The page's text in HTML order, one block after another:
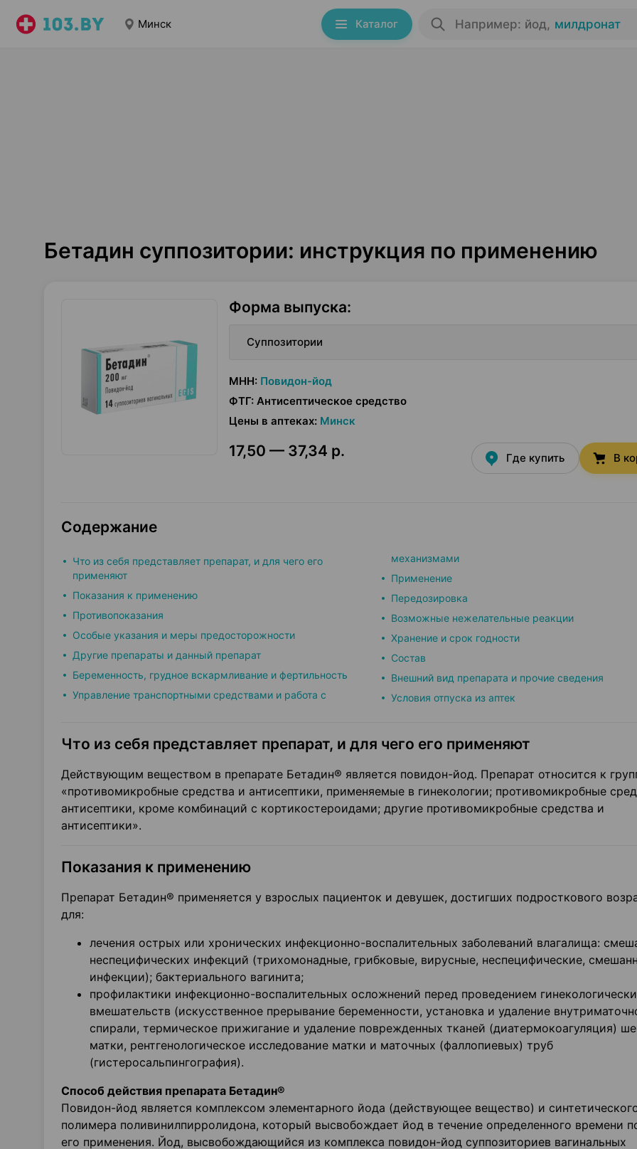
Минск Каталог Например: йод, милдронат
Бетадин суппозитории: инструкция по применению
Форма выпуска:
Суппозитории
МНН: Повидон-йод
ФТГ: Антисептическое средство
Цены в аптеках: Минск
17,50 — 37,34 р. Где купить В
Содержание
Что из себя представляет препарат, и для чего его
применяют
Показания к применению
Противопоказания
Особые указания и меры предосторожности
Другие препараты и данный препарат
Беременность, грудное вскармливание и фертильность
Управление транспортными средствами и работа с
механизмами
Применение
Передозировка
Возможные нежелательные реакции
Хранение и срок годности
Состав
Внешний вид препарата и прочие сведения
Условия отпуска из аптек
Что из себя представляет препарат, и для чего его применяют
Действующим веществом в препарате Бетадин® является повидон-йод. Препарат относится к
«противомикробные средства и антисептики, применяемые в гинекологии; противомикробные
антисептики, кроме комбинаций с кортикостероидами; другие противомикробные средства и
антисептики».
Показания к применению
Препарат Бетадин® применяется у взрослых пациенток и девушек, достигших подросткового
для:
лечения острых или хронических инфекционно-воспалительных заболеваний влагалища:
неспецифических инфекций (трихомонадные, грибковые, вирусные, неспецифические,
инфекции); бактериального вагинита;
профилактики инфекционно-воспалительных осложнений перед проведением
вмешательств (искусственное прерывание беременности, установка и удаление
спирали, термическое прижигание и удаление поврежденных тканей (диатермокоагуляция)
матки, рентгенологическое исследование матки и маточных (фаллопиевых) труб
(гистеросальпингография).
Способ действия препарата Бетадин®
Повидон-йод является комплексом элементарного йода (действующее вещество) и
полимера поливинилпирролидона, который высвобождает йод в течение определенного времени
его применения. Йод, высвобождающийся из комплекса повидон-йод суппозиториев вагинальных